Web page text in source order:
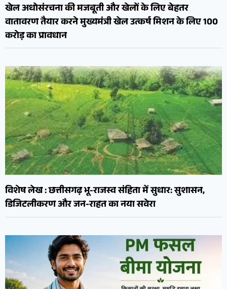
खेल अधोसंरचना की मजबूती और खेलों के लिए बेहतर
वातावरण तैयार करने मुख्यमंत्री खेल उत्कर्ष मिशन के लिए 100
करोड़ का प्रावधान
विशेष लेख : छत्तीसगढ़ भू-राजस्व संहिता में सुधार: सुशासन,
डिजिटलीकरण और जन-राहत का नया सवेरा